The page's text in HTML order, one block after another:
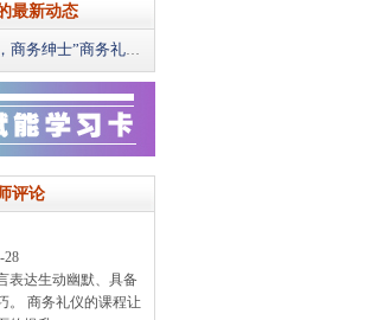
最新动态
士”商务礼仪讲堂》课程报道
评论
28
表达生动幽默、具备
。 商务礼仪的课程让